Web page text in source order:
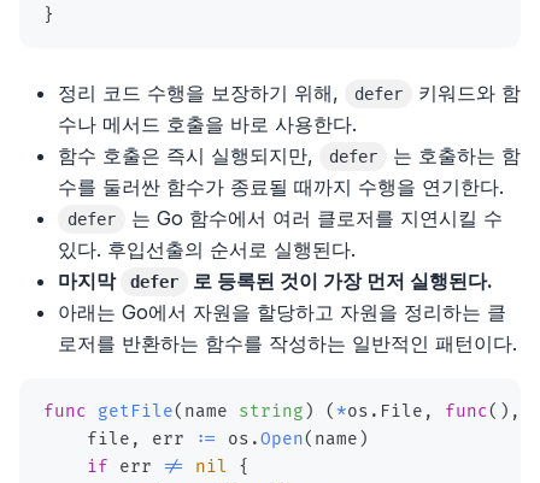
}
정리 코드 수행을 보장하기 위해, defer
키워드와 함
수나 메서드 호출을 바로 사용한다.
함수 호출은 즉시 실행되지만,
defer
는 호출하는 함
수를 둘러싼 함수가 종료될 때까지 수행을 연기한다.
defer
는 Go 함수에서 여러 클로저를 지연시킬 수
있다. 후입선출의 순서로 실행된다.
마지막
defer
로 등록된 것이 가장 먼저 실행된다.
아래는 Go에서 자원을 할당하고 자원을 정리하는 클
로저를 반환하는 함수를 작성하는 일반적인 패턴이다.
func getFile( name string ) ( *os . File , func( ) ,
    file
, err := os .Open( name )
if err != nil
{